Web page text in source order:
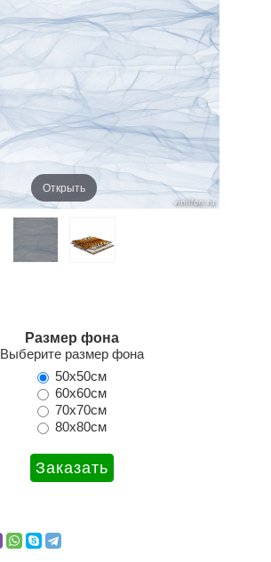
Открыть
Размер фона
Выберите размер фона
50х50см
60х60см
70х70см
80х80см